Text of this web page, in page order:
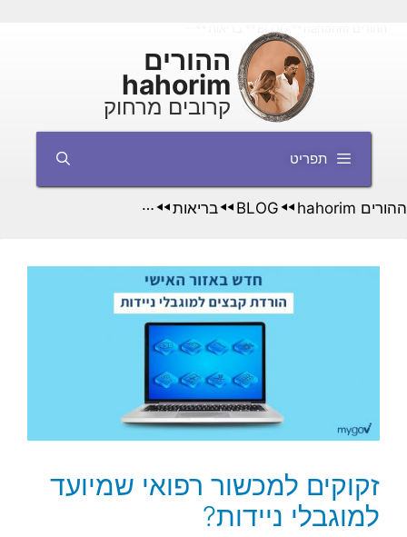
ההורים
hahorim
קרובים מרחוק
תפריט
ההורים hahorim ◄◄
BLOG
◄◄ בריאות ◄◄ זקוקים למכשור רפואי
זקוקים למכשור רפואי שמיועד
למוגבלי ניידות?